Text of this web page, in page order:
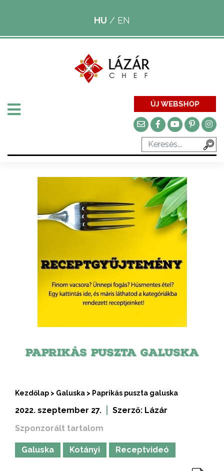
HU / EN
ÚJ WEBSHOP
PAPRIKÁS PUSZTA GALUSKA
Kezdőlap > Galuska > Paprikás puszta galuska
2022. szeptember 27. Szerző: Lázár
Szponzorált tartalom
Galuska Kotányi Receptvideó